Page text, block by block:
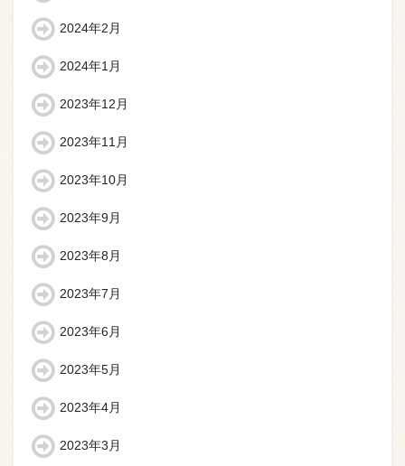
2024年2月
2024年1月
2023年12月
2023年11月
2023年10月
2023年9月
2023年8月
2023年7月
2023年6月
2023年5月
2023年4月
2023年3月